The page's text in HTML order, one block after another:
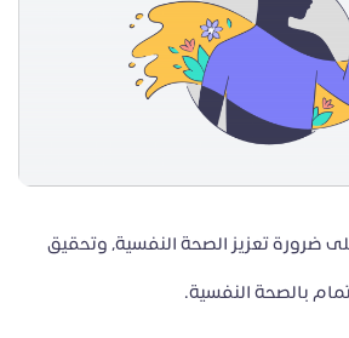
ضرورة تعزيز الصحة النفسية، وتحقيق
بالصحة النفسية.